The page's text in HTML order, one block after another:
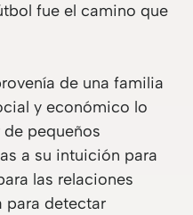
fue el camino que
de una familia
y económico lo
pequeños
a su intuición para
las relaciones
para detectar